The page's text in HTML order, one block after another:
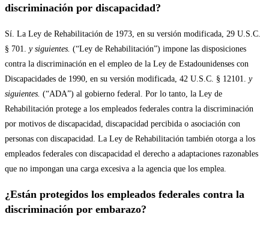
discriminación por discapacidad?
Sí. La Ley de Rehabilitación de 1973, en su versión modificada, 29 U.S.C.
§ 701. y siguientes. (“Ley de Rehabilitación”) impone las disposiciones
contra la discriminación en el empleo de la Ley de Estadounidenses con
Discapacidades de 1990, en su versión modificada, 42 U.S.C. § 12101. y
siguientes. (“ADA”) al gobierno federal. Por lo tanto, la Ley de
Rehabilitación protege a los empleados federales contra la discriminación
por motivos de discapacidad, discapacidad percibida o asociación con
personas con discapacidad. La Ley de Rehabilitación también otorga a los
empleados federales con discapacidad el derecho a adaptaciones razonables
que no impongan una carga excesiva a la agencia que los emplea.
¿Están protegidos los empleados federales contra la
discriminación por embarazo?